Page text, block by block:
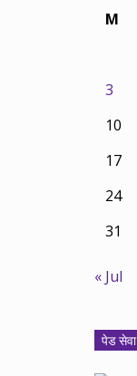
M
3
10
17
24
31
« Jul
पेड सेवा